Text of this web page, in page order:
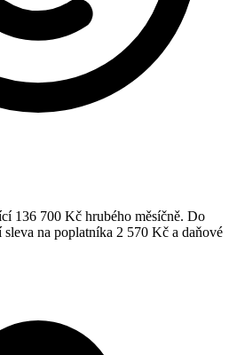
136 700 Kč hrubého měsíčně. Do
na poplatníka 2 570 Kč a daňové